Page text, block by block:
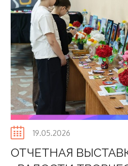
Posted
19.05.2026
ОТЧЕТНАЯ